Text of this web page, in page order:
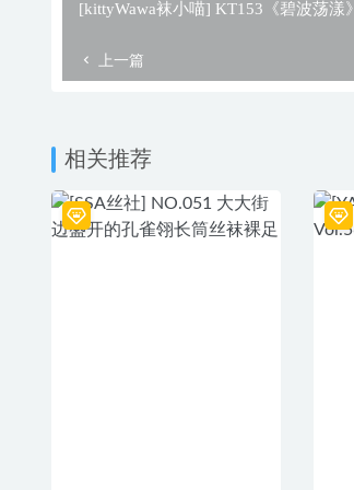
[kittyWawa袜小喵] KT153《碧波荡漾》
上一篇
相关推荐